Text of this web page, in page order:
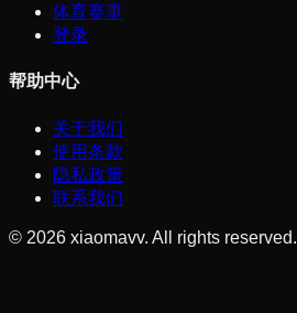
体育赛事
登录
帮助中心
关于我们
使用条款
隐私政策
联系我们
© 2026 xiaomavv. All rights reserved.